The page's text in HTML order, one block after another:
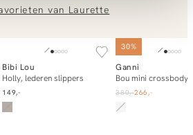
17:00u)
van Laurette
E-mail mij
Bibi Lou
Holly, lederen slippers
149,-
30%
SOLD OUT
E-mail
Ganni
380,-266,-